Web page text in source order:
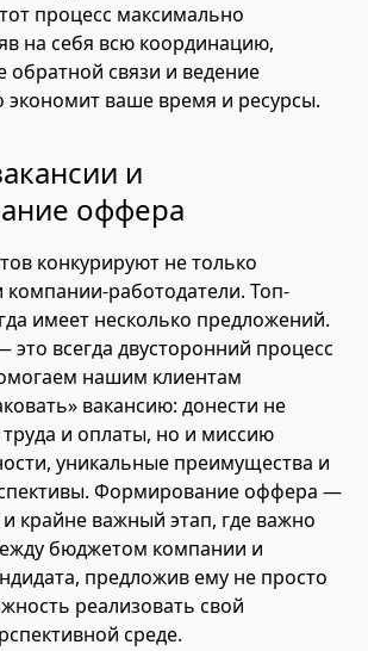
процесс максимально
на себя всю координацию,
обратной связи и ведение
экономит ваше время и ресурсы.
и
оффера
конкурируют не только
компании-работодатели. Топ-
имеет несколько предложений.
всегда двусторонний процесс
нашим клиентам
вакансию: донести не
труда и оплаты, но и миссию
уникальные преимущества и
Формирование оффера —
крайне важный этап, где важно
бюджетом компании и
предложив ему не просто
реализовать свой
среде.